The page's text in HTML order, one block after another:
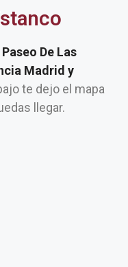
Paseo De Las
Madrid y
te dejo el mapa
llegar.